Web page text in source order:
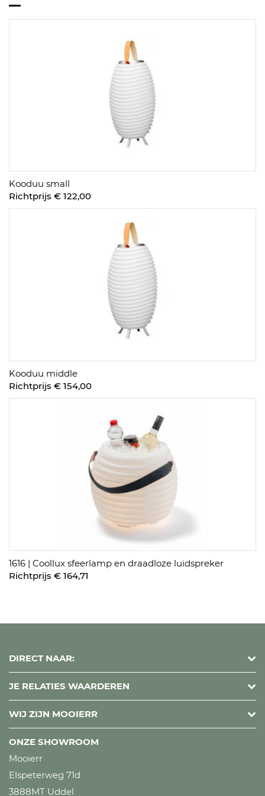
Kooduu small
Richtprijs € 122,00
Kooduu middle
Richtprijs € 154,00
1616 | Coollux sfeerlamp en draadloze luidspreker
Richtprijs € 164,71
DIRECT NAAR:
JE RELATIES WAARDEREN
WIJ ZIJN MOOIERR
ONZE SHOWROOM
Mooierr
Elspeterweg 71d
3888MT Uddel